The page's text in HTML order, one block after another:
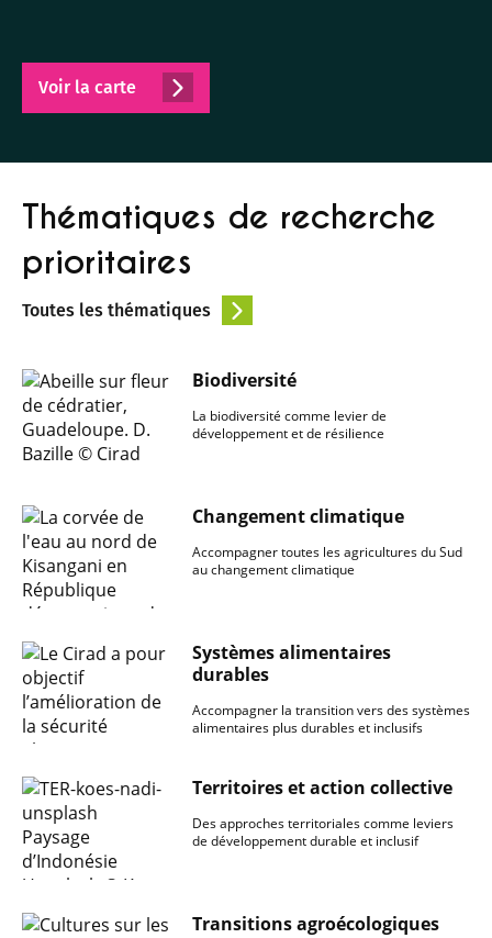
Voir la carte
Thématiques de recherche
prioritaires
Toutes les thématiques
Biodiversité
La biodiversité comme levier de
développement et de résilience
Changement climatique
Accompagner toutes les agricultures du Sud
au changement climatique
Systèmes alimentaires
durables
Accompagner la transition vers des systèmes
alimentaires plus durables et inclusifs
Territoires et action collective
Des approches territoriales comme leviers
de développement durable et inclusif
Transitions agroécologiques